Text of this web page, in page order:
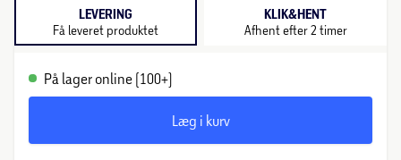
LEVERING
Få leveret produktet
KLIK&HENT
Afhent efter 2 timer
På lager online (100+)
Læg i kurv